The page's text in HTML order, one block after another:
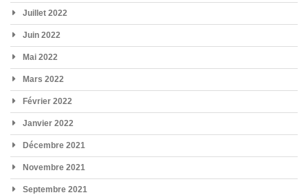
Juillet 2022
Juin 2022
Mai 2022
Mars 2022
Février 2022
Janvier 2022
Décembre 2021
Novembre 2021
Septembre 2021